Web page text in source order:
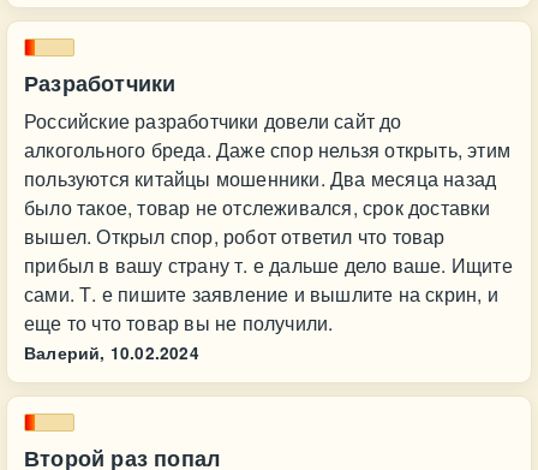
Разработчики
Российские разработчики довели сайт до
алкогольного бреда. Даже спор нельзя открыть, этим
пользуются китайцы мошенники. Два месяца назад
было такое, товар не отслеживался, срок доставки
вышел. Открыл спор, робот ответил что товар
прибыл в вашу страну т. е дальше дело ваше. Ищите
сами. Т. е пишите заявление и вышлите на скрин, и
еще то что товар вы не получили.
Валерий, 10.02.2024
Второй раз попал